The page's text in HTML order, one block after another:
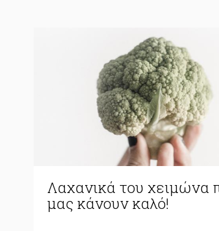
Λαχανικά του χειμώνα
μας κάνουν καλό!